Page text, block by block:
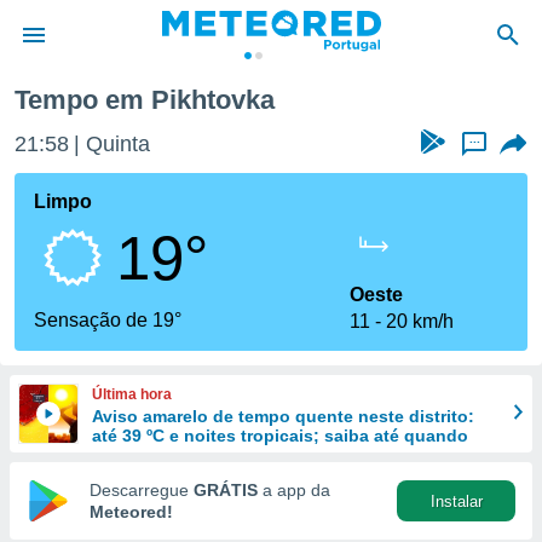
da
foi
fornecidas
a este
das
e
forma
digital
Tempo em Pikhtovka
21:58 Quinta ...
Limpo
19°
Sensação de 19°
Oeste
11
20 km/h
Última hora
Aviso amarelo de tempo quente neste distrito:
até 39 ºC e noites tropicais; saiba até quando
Descarregue GRÁTIS a app da
Meteored!
Instalar